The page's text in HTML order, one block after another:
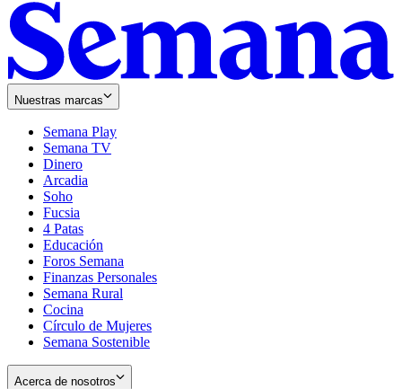
Nuestras marcas
Semana Play
Semana TV
Dinero
Arcadia
Soho
in
new
window
Fucsia
in
new
window
4 Patas
Educación
Foros Semana
Finanzas Personales
Semana Rural
Cocina
Círculo de Mujeres
Semana Sostenible
Acerca de nosotros